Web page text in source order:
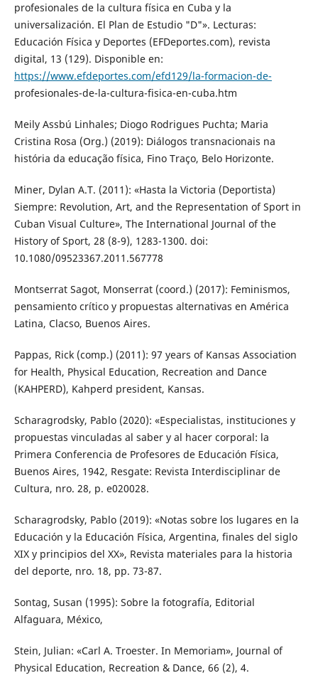
profesionales de la cultura física en Cuba y la
universalización. El Plan de Estudio "D"». Lecturas:
Educación Física y Deportes (EFDeportes.com), revista
digital, 13 (129). Disponible en:
https://www.efdeportes.com/efd129/la-formacion-de-
profesionales-de-la-cultura-fisica-en-cuba.htm
Meily Assbú Linhales; Diogo Rodrigues Puchta; Maria
Cristina Rosa (Org.) (2019): Diálogos transnacionais na
história da educação física, Fino Traço, Belo Horizonte.
Miner, Dylan A.T. (2011): «Hasta la Victoria (Deportista)
Siempre: Revolution, Art, and the Representation of Sport in
Cuban Visual Culture», The International Journal of the
History of Sport, 28 (8-9), 1283-1300. doi:
10.1080/09523367.2011.567778
Montserrat Sagot, Monserrat (coord.) (2017): Feminismos,
pensamiento crítico y propuestas alternativas en América
Latina, Clacso, Buenos Aires.
Pappas, Rick (comp.) (2011): 97 years of Kansas Association
for Health, Physical Education, Recreation and Dance
(KAHPERD), Kahperd president, Kansas.
Scharagrodsky, Pablo (2020): «Especialistas, instituciones y
propuestas vinculadas al saber y al hacer corporal: la
Primera Conferencia de Profesores de Educación Física,
Buenos Aires, 1942, Resgate: Revista Interdisciplinar de
Cultura, nro. 28, p. e020028.
Scharagrodsky, Pablo (2019): «Notas sobre los lugares en la
Educación y la Educación Física, Argentina, finales del siglo
XIX y principios del XX», Revista materiales para la historia
del deporte, nro. 18, pp. 73-87.
Sontag, Susan (1995): Sobre la fotografía, Editorial
Alfaguara, México,
Stein, Julian: «Carl A. Troester. In Memoriam», Journal of
Physical Education, Recreation & Dance, 66 (2), 4.